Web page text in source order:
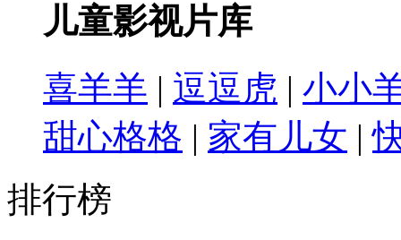
儿童影视片库
喜羊羊 | 逗逗虎 | 小小
甜心格格 | 家有儿女 |
排行榜